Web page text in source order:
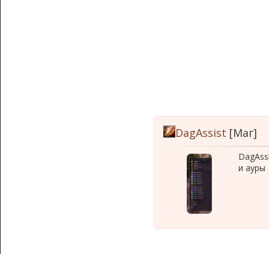
DagAssist [Маг]
и ауры